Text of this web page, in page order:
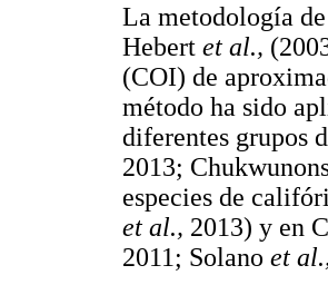
La metodología
Hebert et al.,
(COI) de
método ha sido
diferentes grupos
2013;
especies de
et al., 2013) y en
2011; Solano et